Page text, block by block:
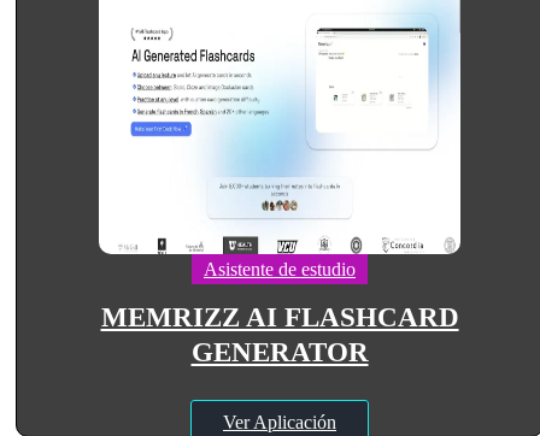
Asistente de estudio
MEMRIZZ AI FLASHCARD
GENERATOR
Ver Aplicación